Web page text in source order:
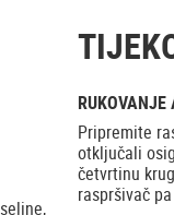
Pripremite
otključali
četvrtinu
raspršivač